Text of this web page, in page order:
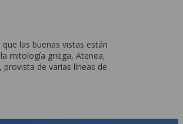
las buenas vistas están
mitología griega, Atenea,
de varias líneas de